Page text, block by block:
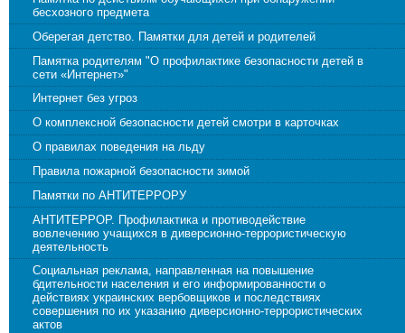
бесхозного предмета
Оберегая детство. Памятки для детей и родителей
Памятка родителям "О профилактике безопасности детей в
сети «Интернет»"
Интернет без угроз
О комплексной безопасности детей смотри в карточках
О правилах поведения на льду
Правила пожарной безопасности зимой
Памятки по АНТИТЕРРОРУ
АНТИТЕРРОР. Профилактика и противодействие
вовлечению учащихся в диверсионно-террористическую
деятельность
Социальная реклама, направленная на повышение
бдительности населения и его информированности о
действиях украинских вербовщиков и последствиях
совершения по их указанию диверсионно-террористических
актов